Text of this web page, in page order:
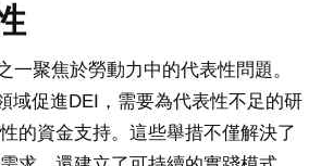
一聚焦於勞動力中的代表性問題。
域促進DEI，需要為代表性不足的研
的資金支持。這些舉措不僅解決了